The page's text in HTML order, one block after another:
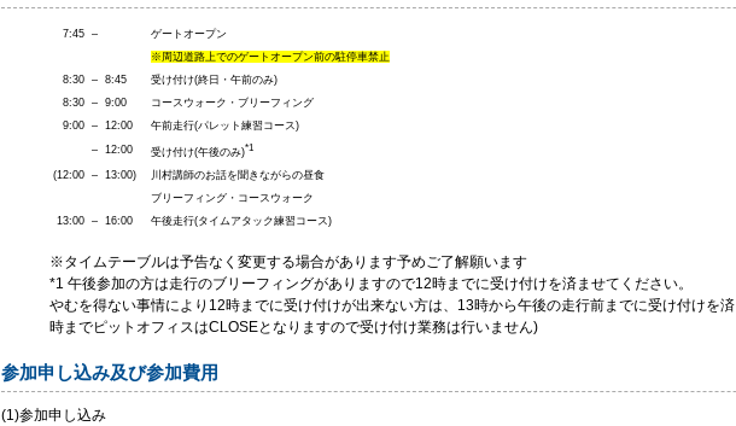
7:45 –
ゲートオープン
※周辺道路上でのゲートオープン前の駐停車禁止
8:30 – 8:45
受け付け(終日・午前のみ)
8:30 – 9:00
コースウォーク・ブリーフィング
9:00 – 12:00
午前走行(パレット練習コース)
– 12:00 受け付け(午後のみ)*1
(12:00 – 13:00)
川村講師のお話を聞きながらの昼食
ブリーフィング・コースウォーク
13:00 – 16:00 午後走行(タイムアタック練習コース)
※タイムテーブルは予告なく変更する場合があります予めご了解願います
*1 午後参加の方は走行のブリーフィングがありますので12時までに受け付けを済ませてください。
やむを得ない事情により12時までに受け付けが出来ない方は、13時から午後の走行前までに受け付けを
時までピットオフィスはCLOSEとなりますので受け付け業務は行いません)
参加申し込み及び参加費用
(1)参加申し込み